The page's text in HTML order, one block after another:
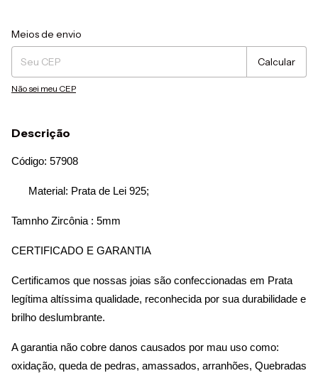
Entregas para o CEP:
Meios de envio
Calcular
Não sei meu CEP
Descrição
Código: 57908
Material: Prata de Lei 925;
Tamnho Zircônia : 5mm
CERTIFICADO E GARANTIA
Certificamos que nossas joias são confeccionadas em Prata
legítima altíssima qualidade, reconhecida por sua durabilidade e
brilho deslumbrante.
A garantia não cobre danos causados por mau uso como:
oxidação, queda de pedras, amassados, arranhões, Quebradas